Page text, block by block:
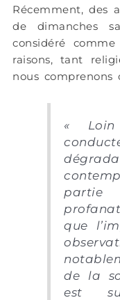
Récemment, des
de dimanches
considéré
raisons, tant
nous comprenons
« Loin
que
de la
est